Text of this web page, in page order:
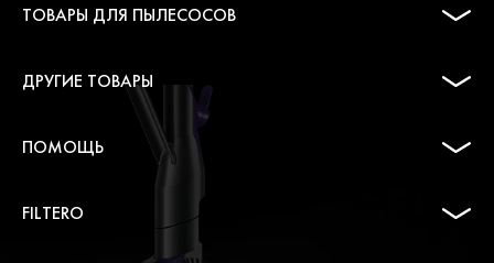
ТОВАРЫ ДЛЯ ПЫЛЕСОСОВ
ДРУГИЕ ТОВАРЫ
ПОМОЩЬ
FILTERO